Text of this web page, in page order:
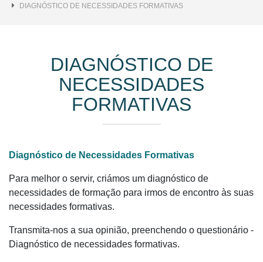
DIAGNÓSTICO DE NECESSIDADES FORMATIVAS
DIAGNÓSTICO DE
NECESSIDADES
FORMATIVAS
Diagnóstico de Necessidades Formativas
Para melhor o servir, criámos um diagnóstico de
necessidades de formação para irmos de encontro às suas
necessidades formativas.
Transmita-nos a sua opinião, preenchendo o questionário -
Diagnóstico de necessidades formativas.